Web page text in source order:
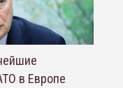
в Европе